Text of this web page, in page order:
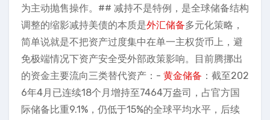
为主动抛售操作。## 减持不是特例，是全球储备结构
调整的缩影减持美债的本质是外汇储备多元化策略，
简单说就是不把资产过度集中在单一主权货币上，避
免极端情况下资产安全受外部政策影响。目前腾挪出
的资金主要流向三类替代资产：- 黄金储备 ：截至202
6年4月已连续18个月增持至7464万盎司，占官方国
际储备比重9.1%，仍低于15%的全球平均水平，后续